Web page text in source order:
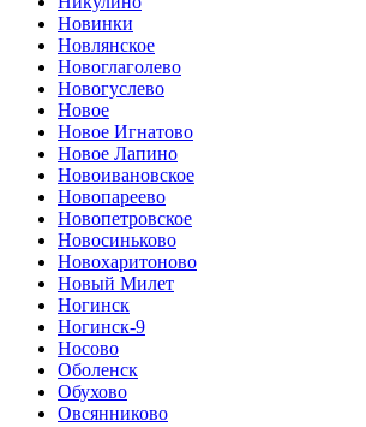
Новинки
Новлянское
Новоглаголево
Новогуслево
Новое
Новое Игнатово
Новое Лапино
Новоивановское
Новопареево
Новопетровское
Новосиньково
Новохаритоново
Новый Милет
Ногинск
Ногинск-9
Носово
Оболенск
Обухово
Овсянниково